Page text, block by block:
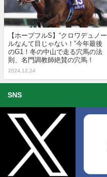
【ホープフルS】“クロワデュノー
ルなんて目じゃない！”今年最後
のG1！冬の中山で走る穴馬の法
則、名門調教師絶賛の穴馬！
2024.12.24
SNS